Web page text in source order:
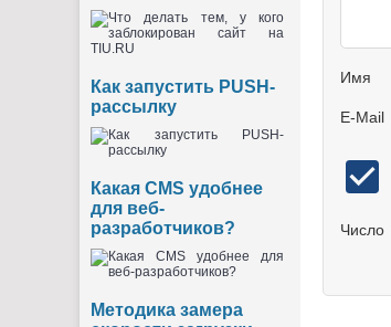
Как запустить PUSH-
рассылку
Какая CMS удобнее
для веб-
разработчиков?
Методика замера
Имя
E-Mail
Число